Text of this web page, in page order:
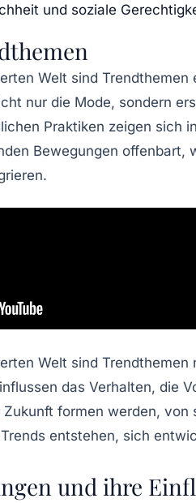
und soziale
Welt sind Trendthemen
nur die Mode, sondern
Praktiken zeigen sich
Bewegungen offenbart,
Welt sind Trendthemen
das Verhalten, die
Zukunft formen werden,
entstehen, sich
und ihre